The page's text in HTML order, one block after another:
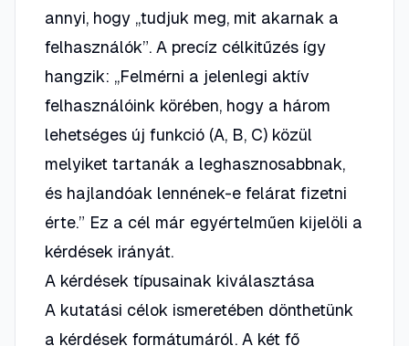
annyi, hogy „tudjuk meg, mit akarnak a
felhasználók”. A precíz célkitűzés így
hangzik: „Felmérni a jelenlegi aktív
felhasználóink körében, hogy a három
lehetséges új funkció (A, B, C) közül
melyiket tartanák a leghasznosabbnak,
és hajlandóak lennének-e felárat fizetni
érte.” Ez a cél már egyértelműen kijelöli a
kérdések irányát.
A kérdések típusainak kiválasztása
A kutatási célok ismeretében dönthetünk
a kérdések formátumáról. A két fő